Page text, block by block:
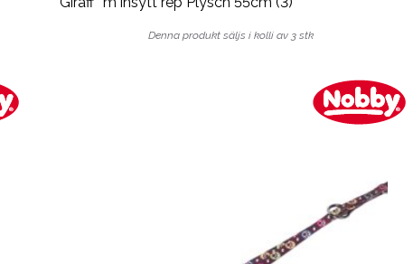
Denna produkt säljs i kolli av 3 stk